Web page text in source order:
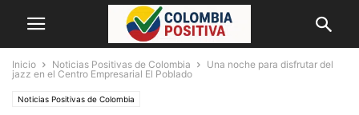
Inicio Noticias Positivas de Colombia
Una noche para disfrutar del
jazz en el Centro Empresarial El Poblado
Noticias Positivas de Colombia